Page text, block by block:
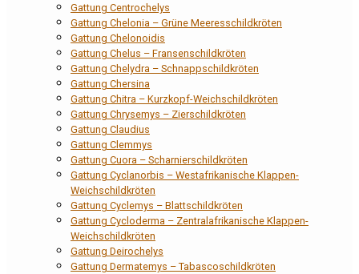
Gattung Centrochelys
Gattung Chelonia – Grüne Meeresschildkröten
Gattung Chelonoidis
Gattung Chelus – Fransenschildkröten
Gattung Chelydra – Schnappschildkröten
Gattung Chersina
Gattung Chitra – Kurzkopf-Weichschildkröten
Gattung Chrysemys – Zierschildkröten
Gattung Claudius
Gattung Clemmys
Gattung Cuora – Scharnierschildkröten
Gattung Cyclanorbis – Westafrikanische Klappen-
Weichschildkröten
Gattung Cyclemys – Blattschildkröten
Gattung Cycloderma – Zentralafrikanische Klappen-
Weichschildkröten
Gattung Deirochelys
Gattung Dermatemys – Tabascoschildkröten